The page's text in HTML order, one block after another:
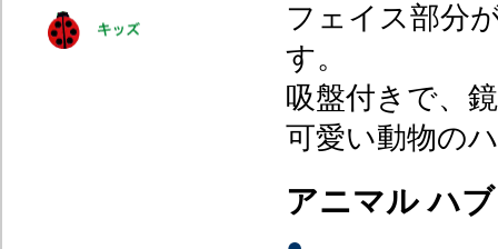
フェイス部分
す。
吸盤付きで、
可愛い動物の
アニマル ハ